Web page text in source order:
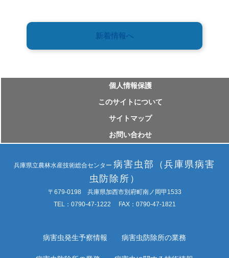
新着情報へ
個⼈情報保護
このサイトについて
サイトマップ
お問い合わせ
兵庫県立農林水産技術総合センター病害虫部（兵庫県病害
虫防除所）
〒679-0198 兵庫県加西市別府町南ノ岡甲1533
TEL：0790-47-1222 FAX：0790-47-1821
病害虫発生予察情報 病害虫防除所の業務